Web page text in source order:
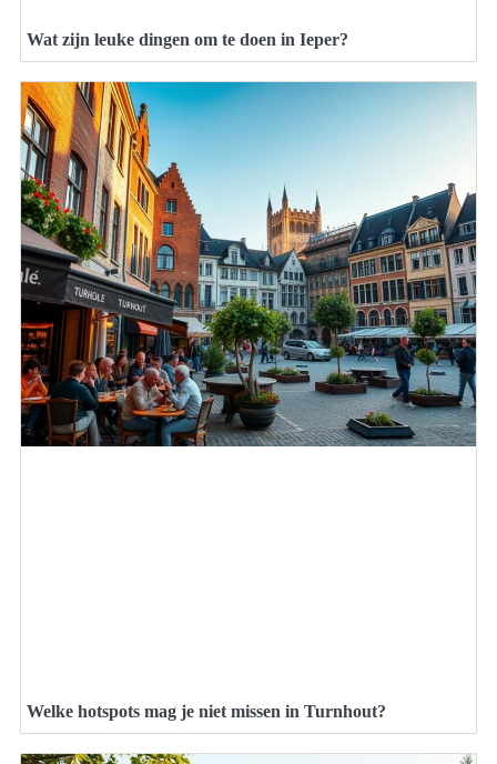
Wat zijn leuke dingen om te doen in Ieper?
Welke hotspots mag je niet missen in Turnhout?